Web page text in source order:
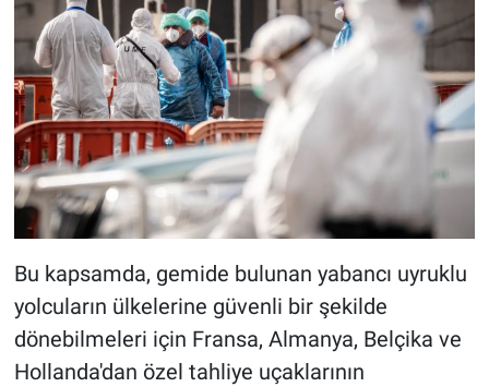
Bu kapsamda, gemide bulunan yabancı uyruklu
yolcuların ülkelerine güvenli bir şekilde
dönebilmeleri için Fransa, Almanya, Belçika ve
Hollanda'dan özel tahliye uçaklarının